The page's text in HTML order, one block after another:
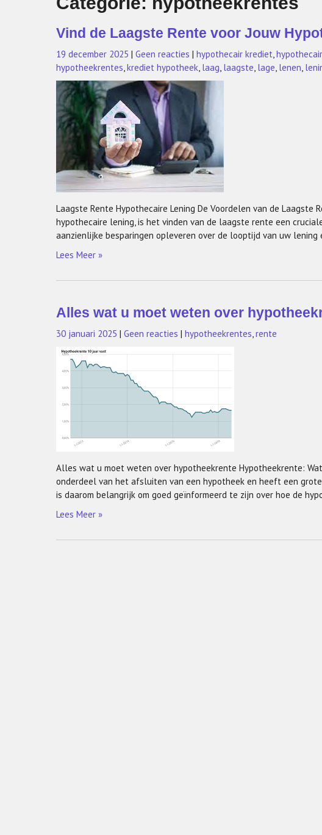
Vind de Laagste Rente voor Jouw
19 december 2025 | Geen reacties | hypothecair krediet,
hypotheekrentes,krediet hypotheek, laag, laagste, lage, lenen,
Laagste Rente Hypothecaire Lening De Voordelen van de Laagste
hypothecaire lening, is het vinden van de laagste rente een
aanzienlijke besparingen opleveren over de looptijd van uw
Lees Meer »
Alles wat u moet weten over
30 januari 2025 | Geen reacties | hypotheekrentes,rente
Alles wat u moet weten over hypotheekrente Hypotheekrente:
onderdeel van het afsluiten van een hypotheek en heeft een
is daarom belangrijk om goed geïnformeerd te zijn over hoe de
Lees Meer »